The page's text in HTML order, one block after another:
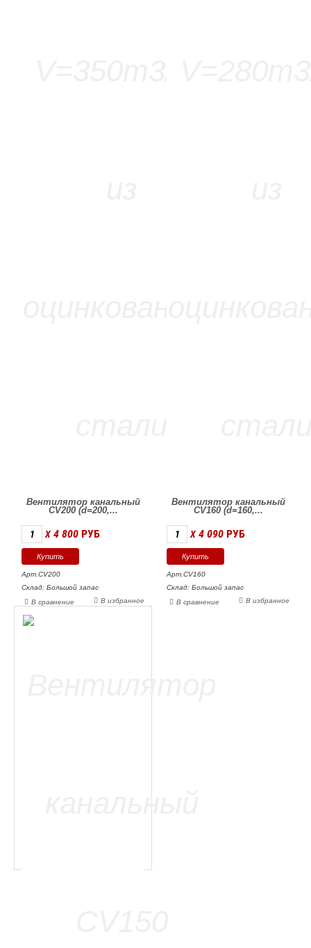
Вентилятор канальный
CV200 (d=200,...
X 4 800 РУБ
Арт.CV200
Склад: Большой запас
В избранное
В сравнение
Вентилятор канальный
CV160 (d=160,...
X 4 090 РУБ
Арт.CV160
Склад: Большой запас
В избранное
В сравнение